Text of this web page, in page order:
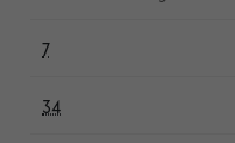
7
34